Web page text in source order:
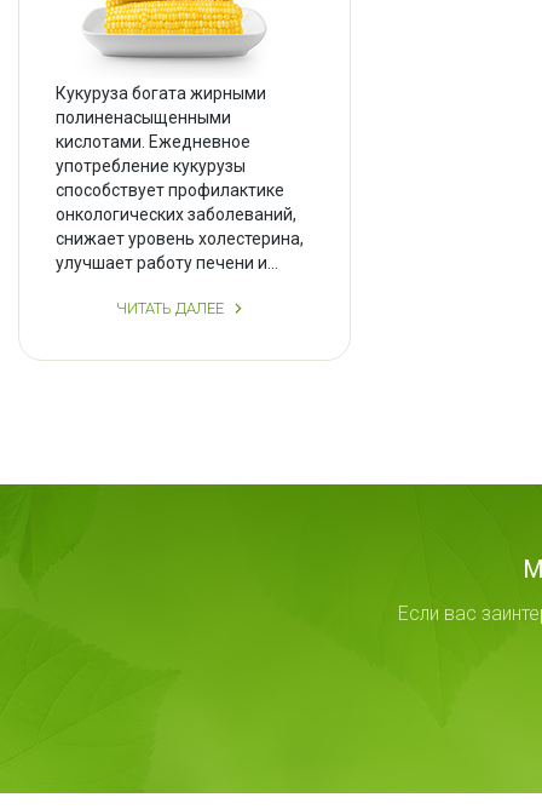
Кукуруза богата жирными
полиненасыщенными
кислотами. Ежедневное
употребление кукурузы
способствует профилактике
онкологических заболеваний,
снижает уровень холестерина,
улучшает работу печени и...
ЧИТАТЬ ДАЛЕЕ
Если вас